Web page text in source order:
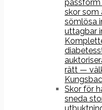
passform
skor som
sömlösa
uttagbar
rätt —
Skor för
sneda